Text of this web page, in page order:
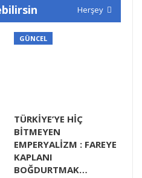
Herşey
GÜNCEL
TÜRKİYE’YE HİÇ
BİTMEYEN
EMPERYALİZM : FAREYE
KAPLANI
BOĞDURTMAK…